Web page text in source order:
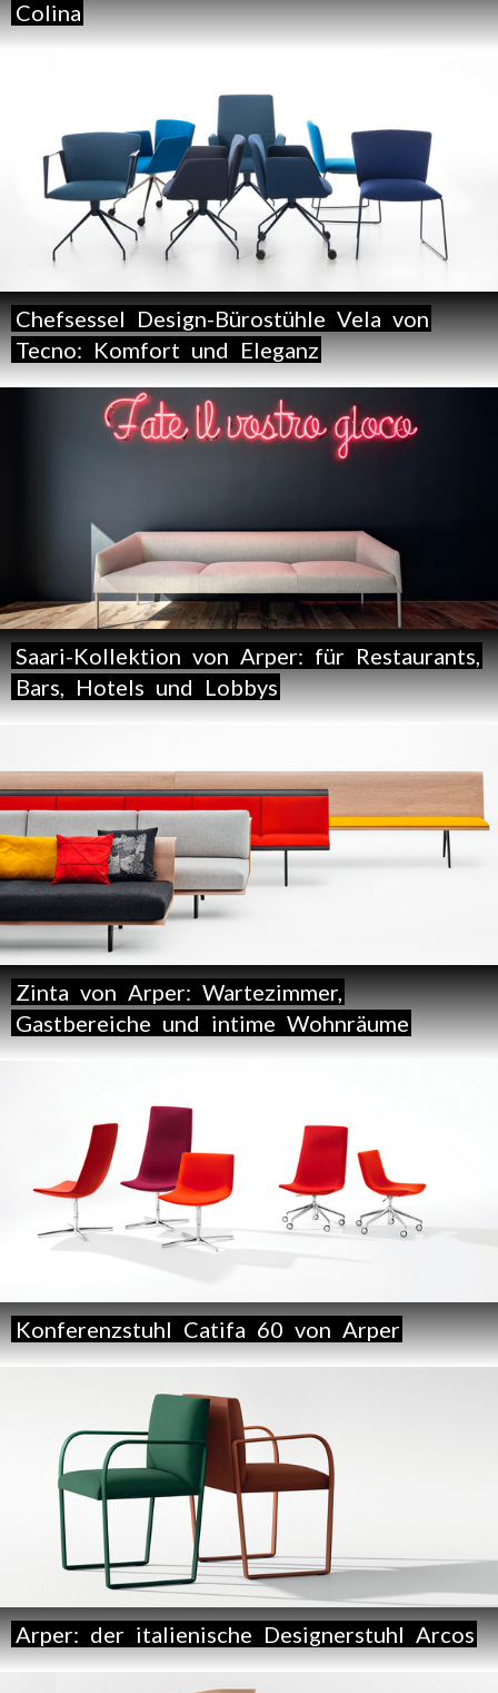
Colina
Chefsessel Design-Bürostühle Vela von
Tecno: Komfort und Eleganz
Saari-Kollektion von Arper: für Restaurants,
Bars,
Hotels und Lobbys
Zinta von Arper: Wartezimmer,
Gastbereiche und intime Wohnräume
Konferenzstuhl Catifa 60 von Arper
Arper: der italienische Designerstuhl Arcos